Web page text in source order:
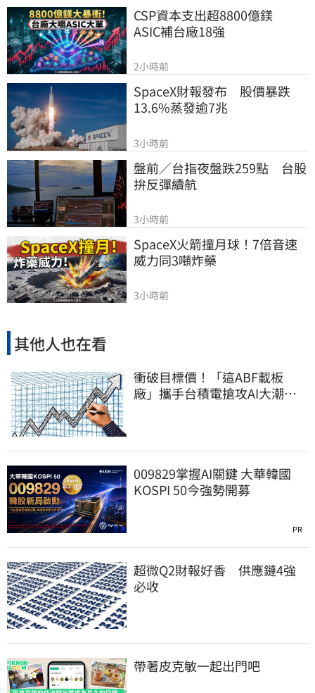
CSP資本支出超8800億鎂
ASIC補台廠18強
2小時前
SpaceX財報發布　股價暴跌
13.6%蒸發逾7兆
3小時前
盤前／台指夜盤跌259點　台股
拚反彈續航
3小時前
SpaceX火箭撞月球！7倍音速
威力同3噸炸藥
3小時前
其他人也在看
衝破目標價！「這ABF載板
廠」攜手台積電搶攻AI大潮
009829掌握AI關鍵 大華韓國
KOSPI 50今強勢開募
PR
超微Q2財報好香 供應鏈4強
必收
帶著皮克敏一起出門吧